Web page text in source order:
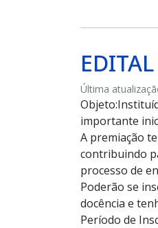
Última
Objeto:
importante
A premiação
contribuindo
processo de
Poderão se
docência e
Período de